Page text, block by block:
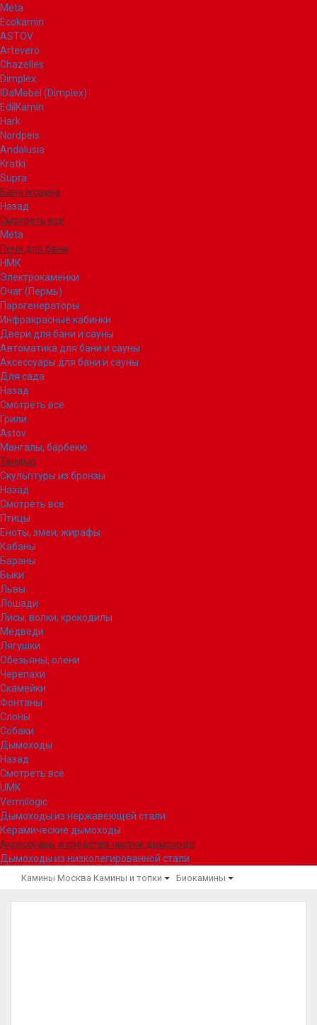
Meta
Ecokamin
ASTOV
Artevero
Chazelles
Dimplex
IDaMebel (Dimplex)
EdilKamin
Hark
Nordpeis
Andalusia
Kratki
Supra
Баня и сауна
Назад
Смотреть все
Meta
Печи для бани
НМК
Электрокаменки
Очаг (Пермь)
Парогенераторы
Инфракрасные кабинки
Двери для бани и сауны
Автоматика для бани и сауны
Аксессуары для бани и сауны
Для сада
Назад
Смотреть все
Грили
Astov
Мангалы, барбекю
Тандыр
Скульптуры из бронзы
Назад
Смотреть все
Птицы
Еноты, змеи, жирафы
Кабаны
Бараны
Быки
Львы
Лошади
Лисы, волки, крокодилы
Медведи
Лягушки
Обезьяны, олени
Черепахи
Скамейки
Фонтаны
Слоны
Собаки
Дымоходы
Назад
Смотреть все
UMK
Vermilogic
Дымоходы из нержавеющей стали
Керамические дымоходы
Аксессуары и средства чистки дымохода
Дымоходы из низколегированной стали
Камины Москва Камины и топки Биокамины